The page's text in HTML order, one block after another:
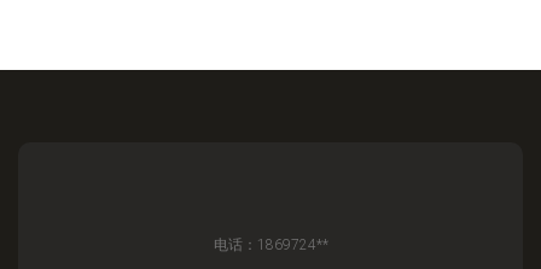
电话：1869724**